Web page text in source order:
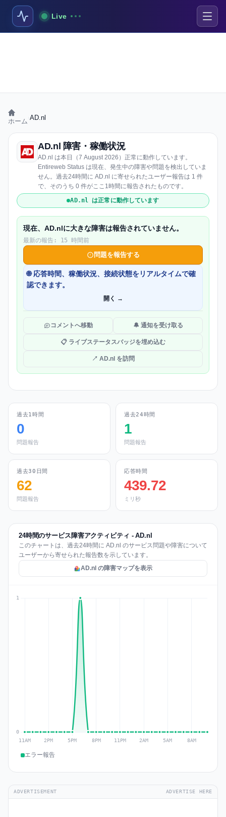
Live
ホーム AD.nl
AD.nl 障害・稼働状況
AD.nl は本日（7 August 2026）正常に動作しています。
Entireweb Status は現在、発生中の障害や問題を検出していま
せん。過去24時間に AD.nl に寄せられたユーザー報告は 1 件
で、そのうち 0 件がここ1時間に報告されたものです。
AD.nl は正常に動作しています
現在、AD.nlに大きな障害は報告されていません。
最新の報告: 15 時間前
問題を報告する
🌐 応答時間、稼働状況、接続状態をリアルタイムで確
認できます。
開く →
コメントへ移動 🔔 通知を受け取る
📋 ライブステータスバッジを埋め込む
↗ AD.nl を訪問
過去1時間
0
問題報告
過去24時間
1
問題報告
過去30日間
62
問題報告
応答時間
439.72
ミリ秒
24時間のサービス障害アクティビティ - AD.nl
このチャートは、過去24時間に AD.nl のサービス問題や障害について
ユーザーから寄せられた報告数を示しています。
AD.nl の障害マップを表示
エラー報告
ADVERTISEMENT ADVERTISE HERE